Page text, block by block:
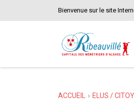
Bienvenue sur le site
ACCUEIL ELUS /